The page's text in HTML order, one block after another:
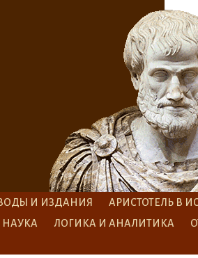
И ИЗДАНИЯ
АРИСТОТЕЛЬ В
НАУКА
ЛОГИКА И АНАЛИТИКА